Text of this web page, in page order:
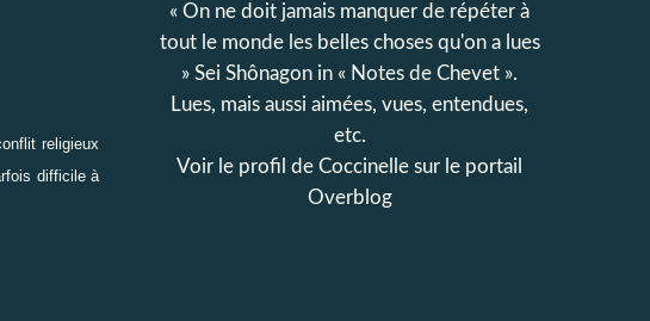
religieux
difficile à
« On ne doit jamais manquer de répéter à
tout le monde les belles choses qu'on a lues
» Sei Shônagon in « Notes de Chevet ».
Lues, mais aussi aimées, vues, entendues,
etc.
Voir le profil de Coccinelle sur le portail
Overblog